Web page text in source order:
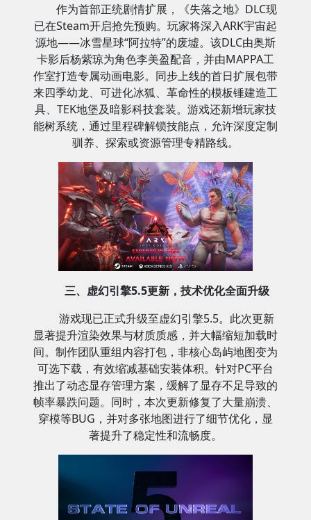
作为首部正统剧情扩展，《失落之地》DLC现
已在Steam开启抢先预购。玩家将深入ARK宇宙起
源地——冰雪星球“阿拉特”的废墟。该DLC由奥斯
卡影后杨紫琼为角色李美盈配音，并由MAPPA工
作室打造专属动画电影。同步上线的首日扩展包带
来四季幼龙、可进化冰狐、革命性的模板锤建造工
具、TEK地堡及暗影科技套装。游戏还新增玩家技
能树系统，通过里程碑解锁技能点，允许深度定制
驯养、探索或资源管理专精路线。
三、虚幻引擎5.5更新，技术优化全面升级
游戏现已正式升级至虚幻引擎5.5。此次更新
显著提升渲染效果与材质质感，并大幅缩短加载时
间。制作团队重组内容打包，非核心岛屿地图变为
可选下载，有效缩减基础安装体积。针对PC平台
推出了动态显存管理方案，缓解了显存不足导致的
帧率暴跌问题。同时，本次更新修复了大量崩溃、
穿模等BUG，并对多张地图进行了细节优化，显
著提升了稳定性和流畅度。